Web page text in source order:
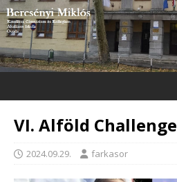
VI. Alföld Challenge
2024.09.29. farkasor